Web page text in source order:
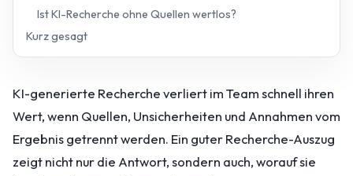
Ist KI-Recherche ohne Quellen wertlos?
Kurz gesagt
KI-generierte Recherche verliert im Team schnell ihren
Wert, wenn Quellen, Unsicherheiten und Annahmen vom
Ergebnis getrennt werden. Ein guter Recherche-Auszug
zeigt nicht nur die Antwort, sondern auch, worauf sie